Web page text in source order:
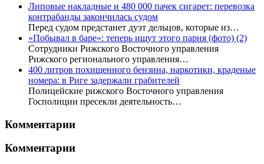
Липовые накладные и 480 000 пачек сигарет: перевозка
контрабанды закончилась судом
Перед судом предстанет дуэт дельцов, которые из…
«Побывал в баре»: теперь ищут этого парня (фото) (2)
Сотрудники Рижского Восточного управления
Рижского регионального управления…
400 литров похищенного бензина, наркотики, краденые
номера: в Риге задержали грабителей
Полицейские рижского Восточного управления
Госполиции пресекли деятельность…
Комментарии
Комментарии